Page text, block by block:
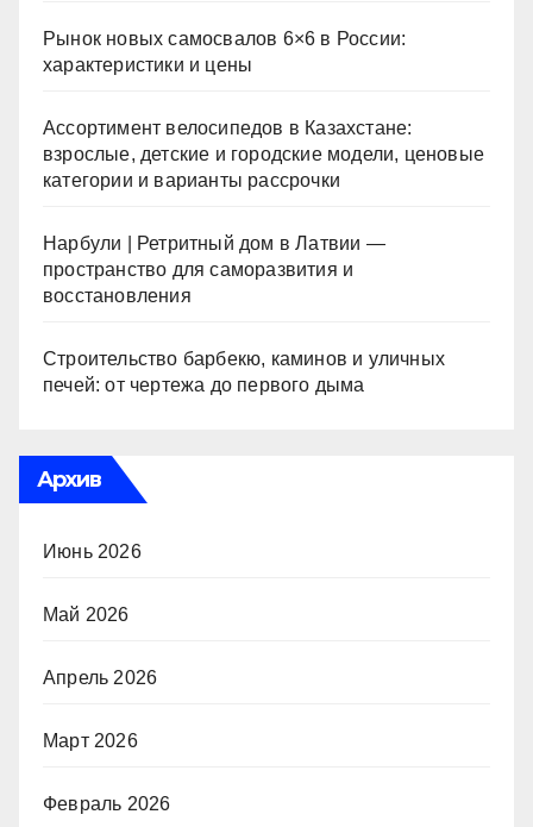
Рынок новых самосвалов 6×6 в России:
характеристики и цены
Ассортимент велосипедов в Казахстане:
взрослые, детские и городские модели, ценовые
категории и варианты рассрочки
Нарбули | Ретритный дом в Латвии —
пространство для саморазвития и
восстановления
Строительство барбекю, каминов и уличных
печей: от чертежа до первого дыма
Архив
Июнь 2026
Май 2026
Апрель 2026
Март 2026
Февраль 2026